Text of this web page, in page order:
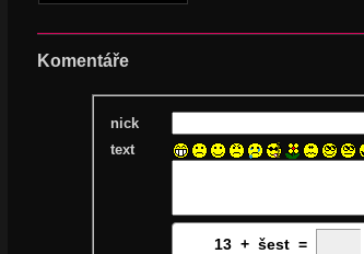
Komentáře
nick
text
13 + šest =